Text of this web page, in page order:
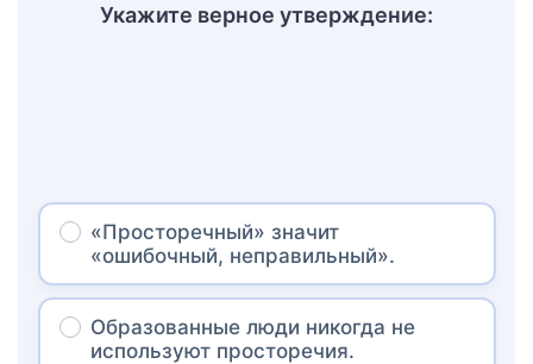
Укажите верное утверждение:
«Просторечный» значит
«ошибочный, неправильный».
Образованные люди никогда не
используют просторечия.